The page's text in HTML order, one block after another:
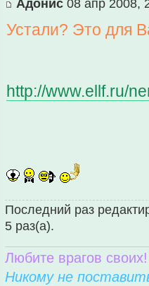
Адонис 08 апр 2008,
Устали? Это для
http://www.ellf.ru/
Последний раз
5 раз(а).
Любите врагов
Никому не